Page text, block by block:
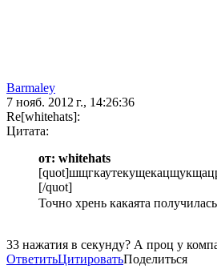
Barmaley
7 нояб. 2012 г., 14:26:36
Re[whitehats]:
Цитата:
от: whitehats
[/quot]
Точно хрень какаята получилась
33 нажатия в секунду? А проц у
ОтветитьЦитироватьПоделиться